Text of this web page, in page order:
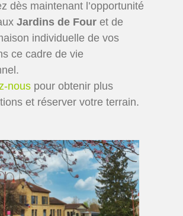
dès maintenant l’opportunité
Jardins de Four et de
individuelle de vos
ce cadre de vie
nous pour obtenir plus
et réserver votre terrain.